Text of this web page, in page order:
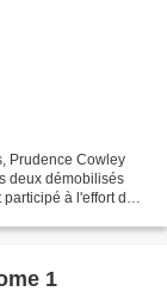
Prudence Cowley
deux démobilisés
à l'effort de
1